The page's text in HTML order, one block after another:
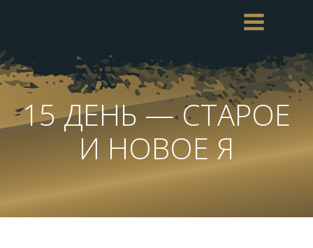
15 ДЕНЬ — СТАРОЕ
И НОВОЕ Я